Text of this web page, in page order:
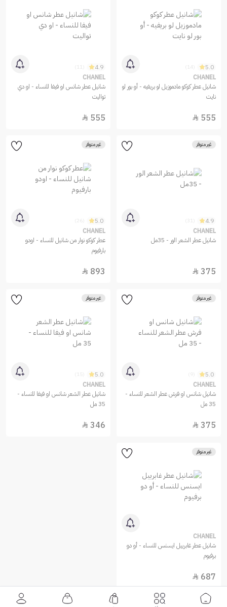
5.0
CHANEL
شانيل عطر كوكو مادموزيل لو بريفيه - أو بور لو
نايت
555

4.9
CHANEL
شانيل عطر شانس او فيفا للنساء - او دي
تواليت
555

غير متوفر
4.9
CHANEL
شانيل عطر الشعر الور - 35مل
375

غير متوفر
5.0
CHANEL
عطر كوكو نوار من شانيل للنساء - اودو
بارفيوم
893

غير متوفر
5.0
CHANEL
شانيل شانس او فرش عطر الشعر للنساء -
35 مل
375

غير متوفر
5.0
CHANEL
شانيل عطر الشعر شانس او فيفا للنساء -
35 مل
346

غير متوفر
CHANEL
شانيل عطر غابرييل ايسنس للنساء - أو دو
برفيوم
687
